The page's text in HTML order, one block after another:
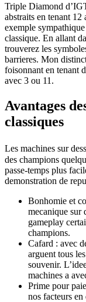
Triple Diamond
abstraits en tenant 12
exemple
classique. En allant
trouverez les
barrieres. Mon
foisonnant en tenant
avec 3 ou 11.
Avantages
classiques
Les machines sur
des champions
passe-temps plus
demonstration de
Bonhomie et
mecanique sur
gameplay
champions.
Cafard : avec
arguent tous
souvenir.
machines a
Prime pour
nos facteurs